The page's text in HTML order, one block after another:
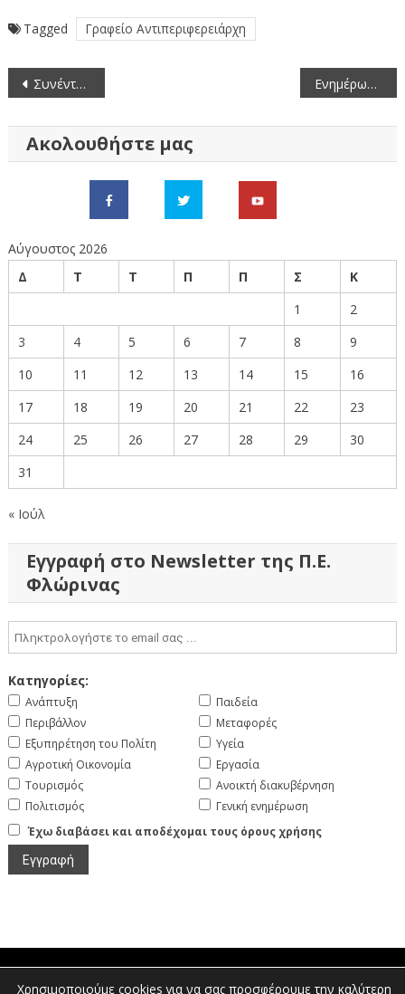
Tagged Γραφείο Αντιπεριφερειάρχη
Πλοήγηση
Συνέντευξη τύπου εφ΄ όλης της ύλης από τον χωρικό Αντιπεριφερειάρχη κ. Ιωάννη Κιοσέ και τον Αντιπεριφερειάρχη Αγροτικής Ανάπτυξης κ. Βασίλειο Άμπα Ενημέρωση του κοινού για την 3η πρόσκληση υποβολής αιτήσεων στήριξης στο πλαίσιο της Δράσης 10.1.08 ¨Εφαρμογή της μεθόδου σεξουαλικής σύγχυσης των μικρολεπιδοπτέρων (ΚΟΜΦΟΥΖΙΟ)¨ του Μέτρου 10 ¨Γεωργοπεριβαλλοντικά και κλιματικά μέτρα¨ του Προγράμματος Αγροτικής Ανάπτυξης (ΠΑΑ) 2014-2020
Ακολουθήστε μας
Αύγουστος 2026
Δ
Τ Τ Π Π Σ
Κ
1
2
3
4 5 6 7 8
9
10
11 12 13 14 15
16
17
18 19 20 21 22
23
24
25 26 27 28 29
30
31
« Ιούλ
Εγγραφή στο Newsletter της Π.Ε.
Φλώρινας
Κατηγορίες:
Ανάπτυξη
Περιβάλλον
Εξυπηρέτηση του Πολίτη
Αγροτική Οικονομία
Τουρισμός
Πολιτισμός
Παιδεία
Μεταφορές
Υγεία
Εργασία
Ανοικτή διακυβέρνηση
Γενική ενημέρωση
Έχω διαβάσει και αποδέχομαι τους όρους χρήσης
Χρησιμοποιούμε cookies για να σας προσφέρουμε την καλύτερη